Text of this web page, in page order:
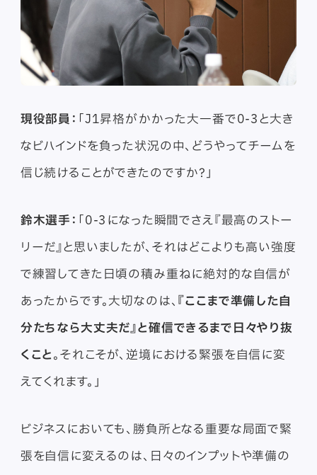
現役部員： 「J1昇格がかかった大一番で0-3と大き
なビハインドを負った状況の中、どうやってチームを
信じ続けることができたのですか？」
鈴木選手： 「0-3になった瞬間でさえ『最高のストー
リーだ』と思いましたが、それはどこよりも高い強度
で練習してきた日頃の積み重ねに絶対的な自信が
あったからです。大切なのは、 『ここまで準備した自
分たちなら大丈夫だ』と確信できるまで日々やり抜
くこと 。それこそが、逆境における緊張を自信に変
えてくれます。」
ビジネスにおいても、勝負所となる重要な局面で緊
張を自信に変えるのは、日々のインプットや準備の